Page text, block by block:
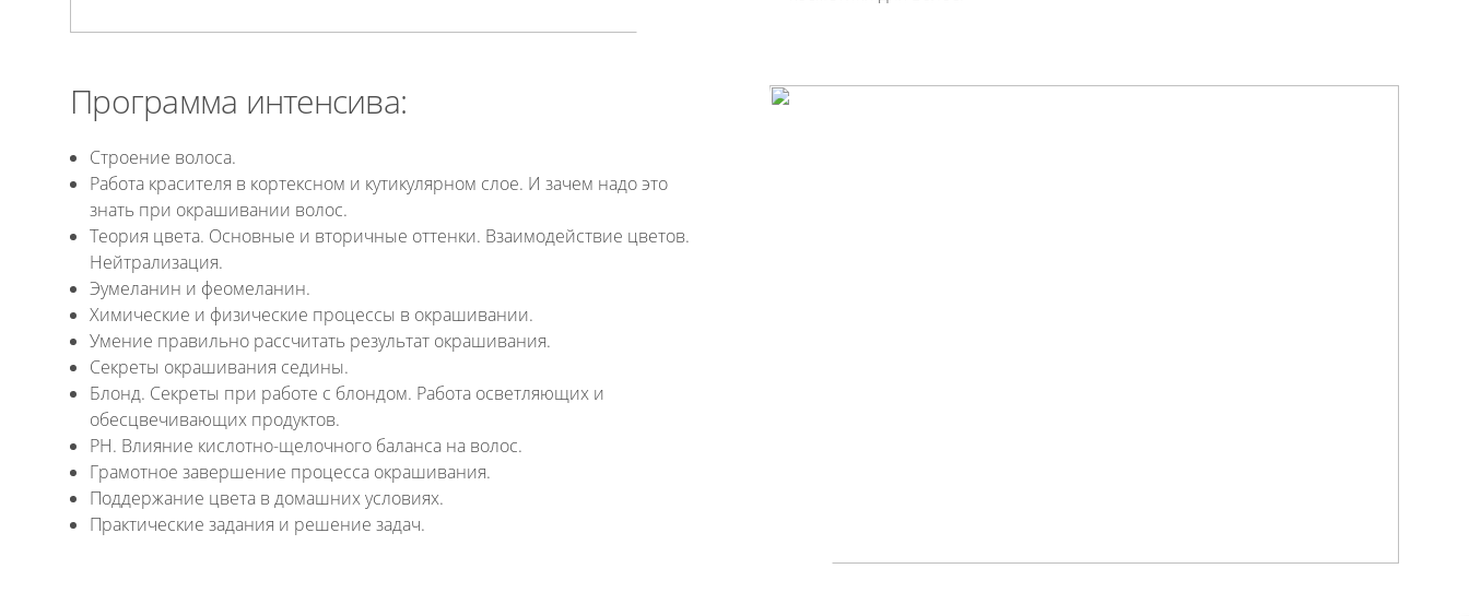
Программа интенсива:
Строение волоса.
Работа красителя в кортексном и кутикулярном слое. И зачем надо это
знать при окрашивании волос.
Теория цвета. Основные и вторичные оттенки. Взаимодействие цветов.
Нейтрализация.
Эумеланин и феомеланин.
Химические и физические процессы в окрашивании.
Умение правильно рассчитать результат окрашивания.
Секреты окрашивания седины.
Блонд. Секреты при работе с блондом. Работа осветляющих и
обесцвечивающих продуктов.
PH. Влияние кислотно-щелочного баланса на волос.
Грамотное завершение процесса окрашивания.
Поддержание цвета в домашних условиях.
Практические задания и решение задач.